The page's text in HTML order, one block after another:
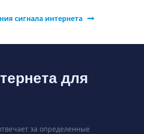
сигнала интернета
для
за определенные